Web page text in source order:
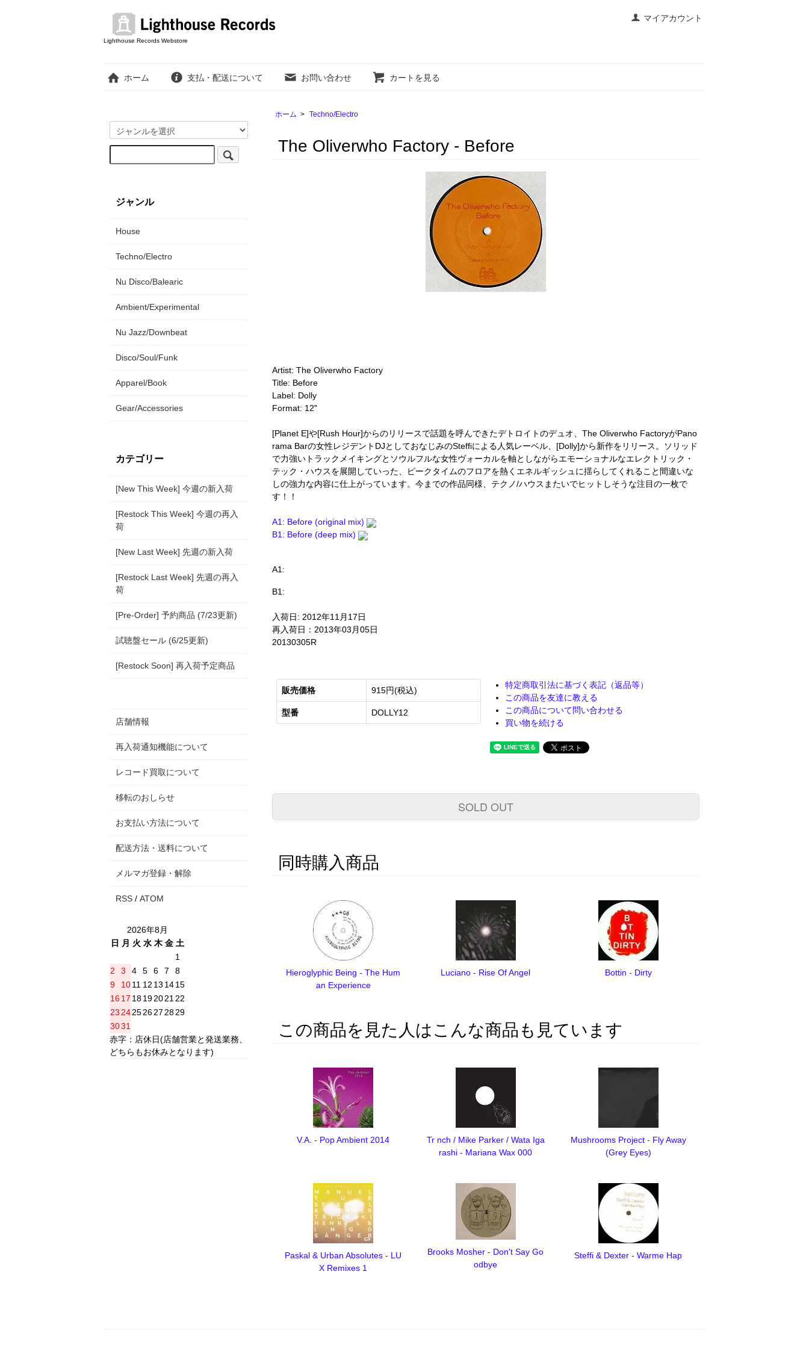
マイアカウント
Lighthouse Records Webstore
ホーム 支払・配送について お問い合わせ カートを見る
ホーム > Techno/Electro
The Oliverwho Factory - Before
Artist: The Oliverwho Factory
Title: Before
Label: Dolly
Format: 12"
[Planet E]や[Rush Hour]からのリリースで話題を呼んできたデトロイトのデュオ、The Oliverwho FactoryがPano
rama Barの女性レジデントDJとしておなじみのSteffiによる人気レーベル、[Dolly]から新作をリリース。ソリッド
で力強いトラックメイキングとソウルフルな女性ヴォーカルを軸としながらエモーショナルなエレクトリック・
テック・ハウスを展開していった、ピークタイムのフロアを熱くエネルギッシュに揺らしてくれること間違いな
しの強力な内容に仕上がっています。今までの作品同様、テクノ/ハウスまたいでヒットしそうな注目の一枚で
す！！
A1: Before (original mix)
B1: Before (deep mix)
A1:
B1:
入荷日: 2012年11月17日
再入荷日：2013年03月05日
20130305R
販売価格 915円(税込)
型番 DOLLY12
特定商取引法に基づく表記（返品等）
この商品を友達に教える
この商品について問い合わせる
買い物を続ける
SOLD OUT
同時購入商品
Hieroglyphic Being - The Hum
an Experience
Luciano - Rise Of Angel Bottin - Dirty
この商品を見た人はこんな商品も見ています
V.A. - Pop Ambient 2014
Tr nch / Mike Parker / Wata Iga
rashi - Mariana Wax 000
Mushrooms Project - Fly Away
(Grey Eyes)
Paskal & Urban Absolutes - LU
X Remixes 1
Brooks Mosher - Don't Say Go
odbye
Steffi & Dexter - Warme Hap
ジャンル
House
Techno/Electro
Nu Disco/Balearic
Ambient/Experimental
Nu Jazz/Downbeat
Disco/Soul/Funk
Apparel/Book
Gear/Accessories
カテゴリー
[New This Week] 今週の新入荷
[Restock This Week] 今週の再入
荷
[New Last Week] 先週の新入荷
[Restock Last Week] 先週の再入
荷
[Pre-Order] 予約商品 (7/23更新)
試聴盤セール (6/25更新)
[Restock Soon] 再入荷予定商品
店舗情報
再入荷通知機能について
レコード買取について
移転のおしらせ
お支払い方法について
配送方法・送料について
メルマガ登録・解除
RSS / ATOM
2026年8月
日
月 火 水 木 金 土
1
2
3 4 5 6 7
8
9
1011 12 13 1415
16 17 18192021 22
23 24252627 2829
3031
赤字：店休日(店舗営業と発送業務、
どちらもお休みとなります)